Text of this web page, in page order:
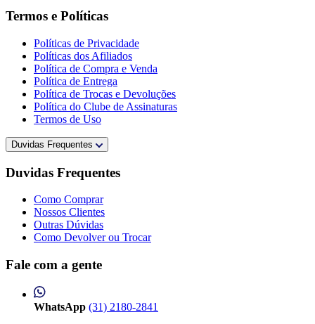
Termos e Políticas
Políticas de Privacidade
Políticas dos Afiliados
Política de Compra e Venda
Política de Entrega
Política de Trocas e Devoluções
Política do Clube de Assinaturas
Termos de Uso
Duvidas Frequentes
Duvidas Frequentes
Como Comprar
Nossos Clientes
Outras Dúvidas
Como Devolver ou Trocar
Fale com a gente
WhatsApp (31) 2180-2841